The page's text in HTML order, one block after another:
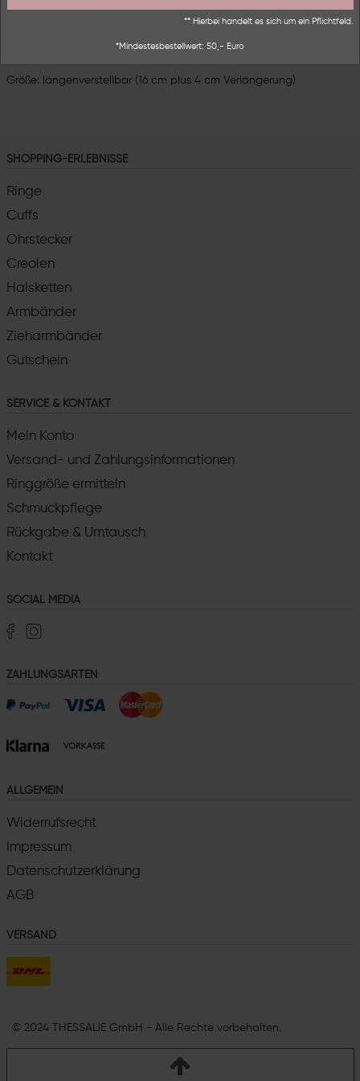
Legierung: 18 Karat vergoldet / rosé vergoldet
Nickelfrei & allergiefreundlich
Größe: längenverstellbar (16 cm plus 4 cm Verlängerung)
SHOPPING-ERLEBNISSE
Ringe
Cuffs
Ohrstecker
Creolen
Halsketten
Armbänder
Zieharmbänder
Gutschein
SERVICE & KONTAKT
Mein Konto
Versand- und Zahlungsinformationen
Ringgröße ermitteln
Schmuckpflege
Rückgabe & Umtausch
Kontakt
SOCIAL MEDIA
ZAHLUNGSARTEN
ALLGEMEIN
Widerrufsrecht
Impressum
Datenschutzerklärung
AGB
VERSAND
© 2024 THESSALIE GmbH - Alle Rechte vorbehalten.
** Hierbei handelt es sich um ein Pflichtfeld.
*Mindestesbestellwert: 50,- Euro